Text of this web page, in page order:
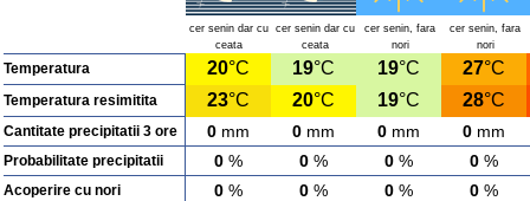
cer senin dar cu
ceata
cer senin dar cu
ceata
cer senin, fara
nori
cer senin, fara
nori
Temperatura 20°C 19°C 19°C 27°C
Temperatura resimitita 23°C 20°C 19°C 28°C
Cantitate precipitatii 3 ore 0 mm 0 mm 0 mm 0 mm
Probabilitate precipitatii 0 % 0 % 0 % 0 %
Acoperire cu nori 0 % 0 % 0 % 0 %